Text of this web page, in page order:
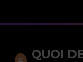
QUOI